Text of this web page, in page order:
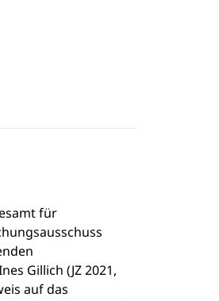
für
Gillich (JZ 2021,
auf das